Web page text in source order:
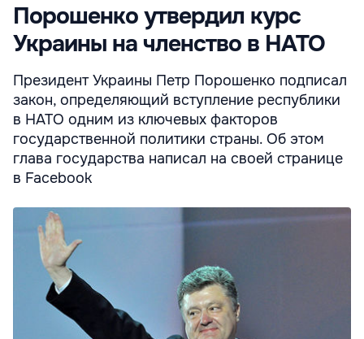
Порошенко утвердил курс
Украины на членство в НАТО
Президент Украины Петр Порошенко подписал
закон, определяющий вступление республики
в НАТО одним из ключевых факторов
государственной политики страны. Об этом
глава государства написал на своей странице
в Facebook